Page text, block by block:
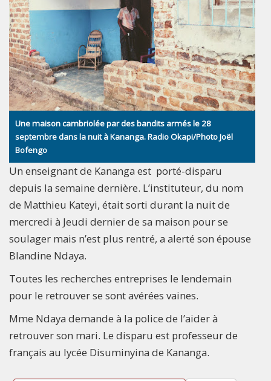
Une maison cambriolée par des bandits armés le 28
septembre dans la nuit à Kananga. Radio Okapi/Photo Joël
Bofengo
Un enseignant de Kananga est porté-disparu
depuis la semaine dernière. L’instituteur, du nom
de Matthieu Kateyi, était sorti durant la nuit de
mercredi à Jeudi dernier de sa maison pour se
soulager mais n’est plus rentré, a alerté son épouse
Blandine Ndaya.
Toutes les recherches entreprises le lendemain
pour le retrouver se sont avérées vaines.
Mme Ndaya demande à la police de l’aider à
retrouver son mari. Le disparu est professeur de
français au lycée Disuminyina de Kananga.